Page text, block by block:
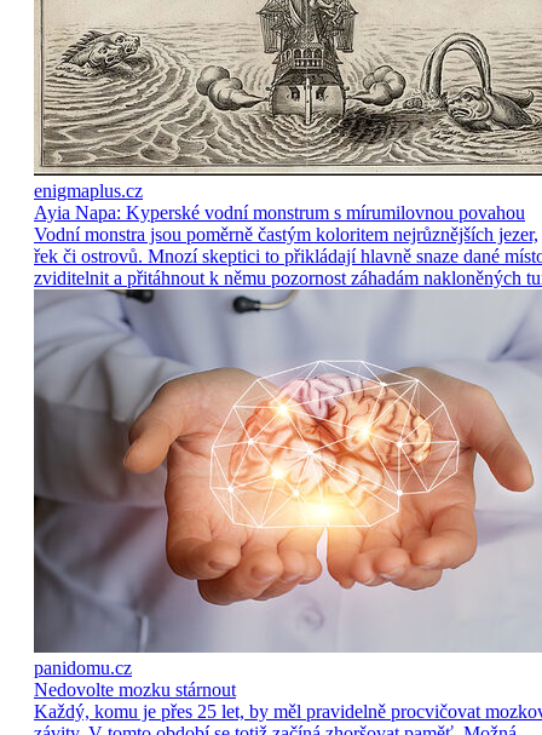
enigmaplus.cz
Ayia Napa: Kyperské vodní monstrum s mírumilovnou povahou
Vodní monstra jsou poměrně častým koloritem nejrůznějších jezer,
řek či ostrovů. Mnozí skeptici to přikládají hlavně snaze dané
zviditelnit a přitáhnout k němu pozornost záhadám nakloněných
panidomu.cz
Nedovolte mozku stárnout
Každý, komu je přes 25 let, by měl pravidelně procvičovat